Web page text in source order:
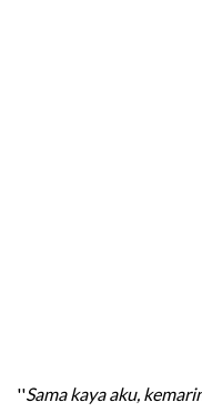
''Sama kaya aku,